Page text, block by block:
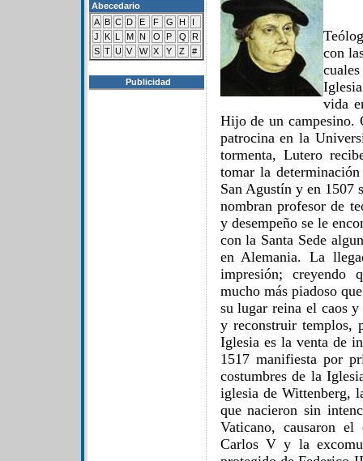
Abecedario
A B C D E F G H
I
J
K L M N O P Q
R
S T U V W X Y Z #
Publicidad
con
vida
Hijo de un campesino.
patrocina en la
tormenta, Lutero
tomar la
San Agustín y en 1507
nombran profesor de
y desempeño se le
con la Santa Sede
en Alemania. La
impresión; creyendo
mucho más piadoso
su lugar reina el caos
y reconstruir templos,
Iglesia es la venta de
1517 manifiesta por
costumbres de la
iglesia de Wittenberg,
que nacieron sin
Vaticano, causaron
Carlos V y la